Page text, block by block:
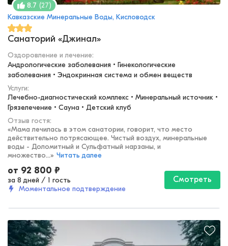
8.7 (27)
Кавказские Минеральные Воды, Кисловодск
Санаторий «Джинал»
Оздоровление и лечение:
Андрологические заболевания • Гинекологические
заболевания • Эндокринная система и обмен веществ
Услуги:
Лечебно-диагностический комплекс • Минеральный источник •
Грязелечение • Сауна • Детский клуб
Отзыв гостя:
«Мама лечилась в этом санатории, говорит, что место
действительно потрясающее. Чистый воздух, минеральные
воды - Доломитный и Сульфатный нарзаны, и
множество...» Читать далее
от 92 800 ₽
за 8 дней / 1 гость
Моментальное подтверждение
Смотреть